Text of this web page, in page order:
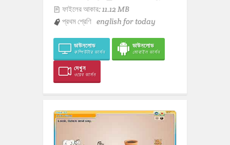
ফাইলের আকার: 11.12 MB
প্রথম শ্রেণি english for today
ডাউনলোড
কম্পিউটার ভার্সন
ডাউনলোড
মোবাইল ভার্সন
দেখুন
ওয়েব ভার্সন